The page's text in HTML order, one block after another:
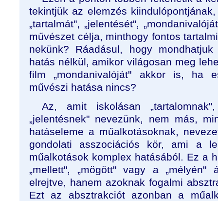
tekintjük az elemzés
„tartalmát", „jelentését",
művészet célja, minthogy fontos
nekünk? Ráadásul, hogy
hatás nélkül, amikor világosan meg
film „mondanivalóját" akkor is, ha
művészi hatása nincs?
Az, amit iskolásan
„jelentésnek" nevezünk, nem más,
hatáseleme a műalkotásoknak,
gondolati asszociációs kör, ami a
műalkotások komplex hatásából. Ez a
„mellett", „mögött" vagy a „mélyén"
elrejtve, hanem azoknak fogalmi
Ezt az absztrakciót azonban a